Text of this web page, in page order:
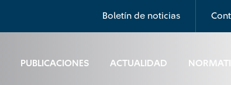
Boletín de noticias
PUBLICACIONES ACTUALIDAD